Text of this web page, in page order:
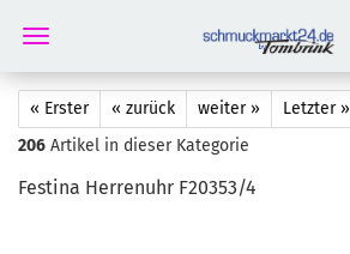
« Erster « zurück weiter »
Letzter »
206 Artikel in dieser Kategorie
Festi­na Her­ren­uhr F20353/4